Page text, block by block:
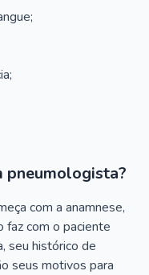
pneumologista?
com a anamnese,
faz com o paciente
seu histórico de
seus motivos para